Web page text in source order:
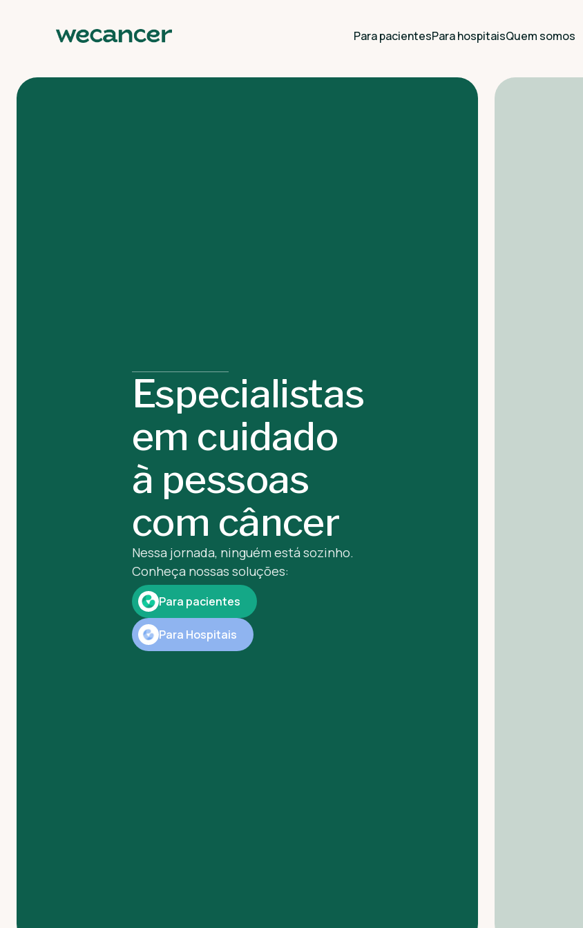
Para pacientesPara hospitaisQuem somos
Especialistas
em cuidado
à pessoas
com câncer
Nessa jornada, ninguém está sozinho.
Conheça nossas soluções:
Para pacientes
Para Hospitais